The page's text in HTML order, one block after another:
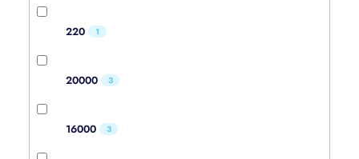
220 1
20000 3
16000 3